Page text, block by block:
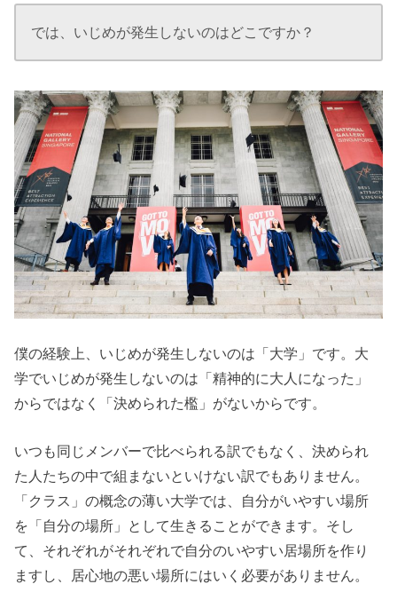
では、いじめが発生しないのはどこですか？
僕の経験上、いじめが発生しないのは「大学」です。大
学でいじめが発生しないのは「精神的に大人になった」
からではなく「決められた檻」がないからです。
いつも同じメンバーで比べられる訳でもなく、決められ
た人たちの中で組まないといけない訳でもありません。
「クラス」の概念の薄い大学では、自分がいやすい場所
を「自分の場所」として生きることができます。そし
て、それぞれがそれぞれで自分のいやすい居場所を作り
ますし、居心地の悪い場所にはいく必要がありません。